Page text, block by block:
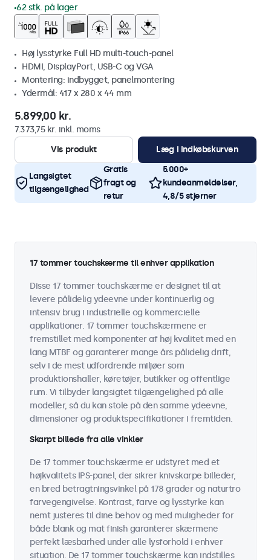
62 stk. på lager
Høj lysstyrke Full HD multi-touch-panel
HDMI, DisplayPort, USB-C og VGA
Montering: indbygget, panelmontering
Ydermål: 417 x 280 x 44 mm
5.899,00 kr.
7.373,75 kr. inkl. moms
Vis produkt
Læg i indkøbskurven
Langsigtet
tilgængelighed
Gratis
fragt og
retur
5.000+
kundeanmeldelser,
4,8/5 stjerner
17 tommer touchskærme til enhver applikation
Disse 17 tommer touchskærme er designet til at
levere pålidelig ydeevne under kontinuerlig og
intensiv brug i industrielle og kommercielle
applikationer. 17 tommer touchskærmene er
fremstillet med komponenter af høj kvalitet med en
lang MTBF og garanterer mange års pålidelig drift,
selv i de mest udfordrende miljøer som
produktionshaller, køretøjer, butikker og offentlige
rum. Vi tilbyder langsigtet tilgængelighed på alle
modeller, så du kan stole på den samme ydeevne,
dimensioner og produktspecifikationer i fremtiden.
Skarpt billede fra alle vinkler
De 17 tommer touchskærme er udstyret med et
højkvalitets IPS-panel, der sikrer knivskarpe billeder,
en bred betragtningsvinkel på 178 grader og naturtro
farvegengivelse. Kontrast, farve og lysstyrke kan
nemt justeres til dine behov og med muligheder for
både blank og mat finish garanterer skærmene
perfekt læsbarhed under alle lysforhold i enhver
situation. De 17 tommer touchskærme kan indstilles